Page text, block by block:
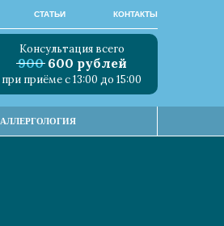
СТАТЬИ КОНТАКТЫ
Консультация всего
900 600 рублей
при приёме с 13:00 до 15:00
АЛЛЕРГОЛОГИЯ